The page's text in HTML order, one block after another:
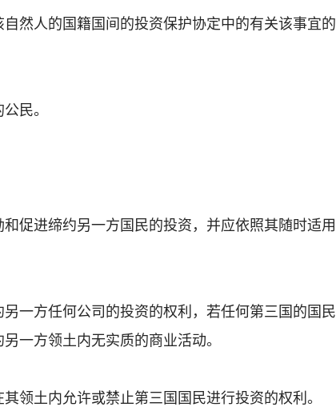
自然人的国籍国间的投资保护协定中的有关该事宜的
民。
促进缔约另一方国民的投资，并应依照其随时适用
一方任何公司的投资的权利，若任何第三国的国民
一方领土内无实质的商业活动。
领土内允许或禁止第三国国民进行投资的权利。